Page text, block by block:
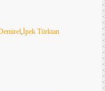
,İpek Türktan